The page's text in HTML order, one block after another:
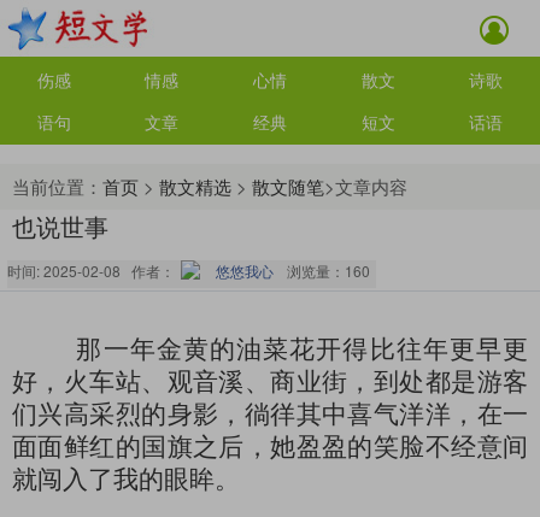
伤感 情感 心情 散文
诗歌
语句
文章 经典 短文 话语
当前位置： 首页 > 散文精选 > 散文随笔>文章内容
也说世事
时间: 2025-02-08 作者： 悠悠我心 浏览量： 160
那一年金黄的油菜花开得比往年更早更
好，火车站、观音溪、商业街，到处都是游客
们兴高采烈的身影，徜徉其中喜气洋洋，在一
面面鲜红的国旗之后，她盈盈的笑脸不经意间
就闯入了我的眼眸。